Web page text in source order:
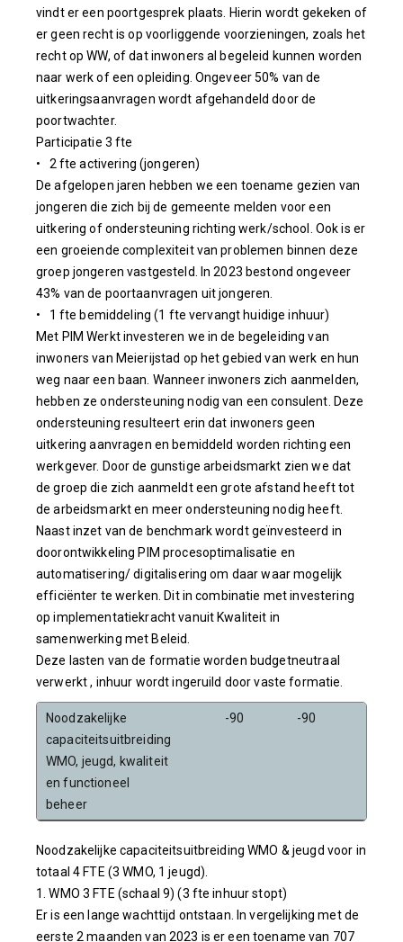
vindt er een poortgesprek plaats. Hierin wordt gekeken of
er geen recht is op voorliggende voorzieningen, zoals het
recht op WW, of dat inwoners al begeleid kunnen worden
naar werk of een opleiding. Ongeveer 50% van de
uitkeringsaanvragen wordt afgehandeld door de
poortwachter.
Participatie 3 fte
• 2 fte activering (jongeren)
De afgelopen jaren hebben we een toename gezien van
jongeren die zich bij de gemeente melden voor een
uitkering of ondersteuning richting werk/school. Ook is er
een groeiende complexiteit van problemen binnen deze
groep jongeren vastgesteld. In 2023 bestond ongeveer
43% van de poortaanvragen uit jongeren.
• 1 fte bemiddeling (1 fte vervangt huidige inhuur)
Met PIM Werkt investeren we in de begeleiding van
inwoners van Meierijstad op het gebied van werk en hun
weg naar een baan. Wanneer inwoners zich aanmelden,
hebben ze ondersteuning nodig van een consulent. Deze
ondersteuning resulteert erin dat inwoners geen
uitkering aanvragen en bemiddeld worden richting een
werkgever. Door de gunstige arbeidsmarkt zien we dat
de groep die zich aanmeldt een grote afstand heeft tot
de arbeidsmarkt en meer ondersteuning nodig heeft.
Naast inzet van de benchmark wordt geïnvesteerd in
doorontwikkeling PIM procesoptimalisatie en
automatisering/ digitalisering om daar waar mogelijk
efficiënter te werken. Dit in combinatie met investering
op implementatiekracht vanuit Kwaliteit in
samenwerking met Beleid.
Deze lasten van de formatie worden budgetneutraal
verwerkt , inhuur wordt ingeruild door vaste formatie.
Noodzakelijke
capaciteitsuitbreiding
WMO, jeugd, kwaliteit
en functioneel
beheer
-90 -90
Noodzakelijke capaciteitsuitbreiding WMO & jeugd voor in
totaal 4 FTE (3 WMO, 1 jeugd).
1. WMO 3 FTE (schaal 9) (3 fte inhuur stopt)
Er is een lange wachttijd ontstaan. In vergelijking met de
eerste 2 maanden van 2023 is er een toename van 707